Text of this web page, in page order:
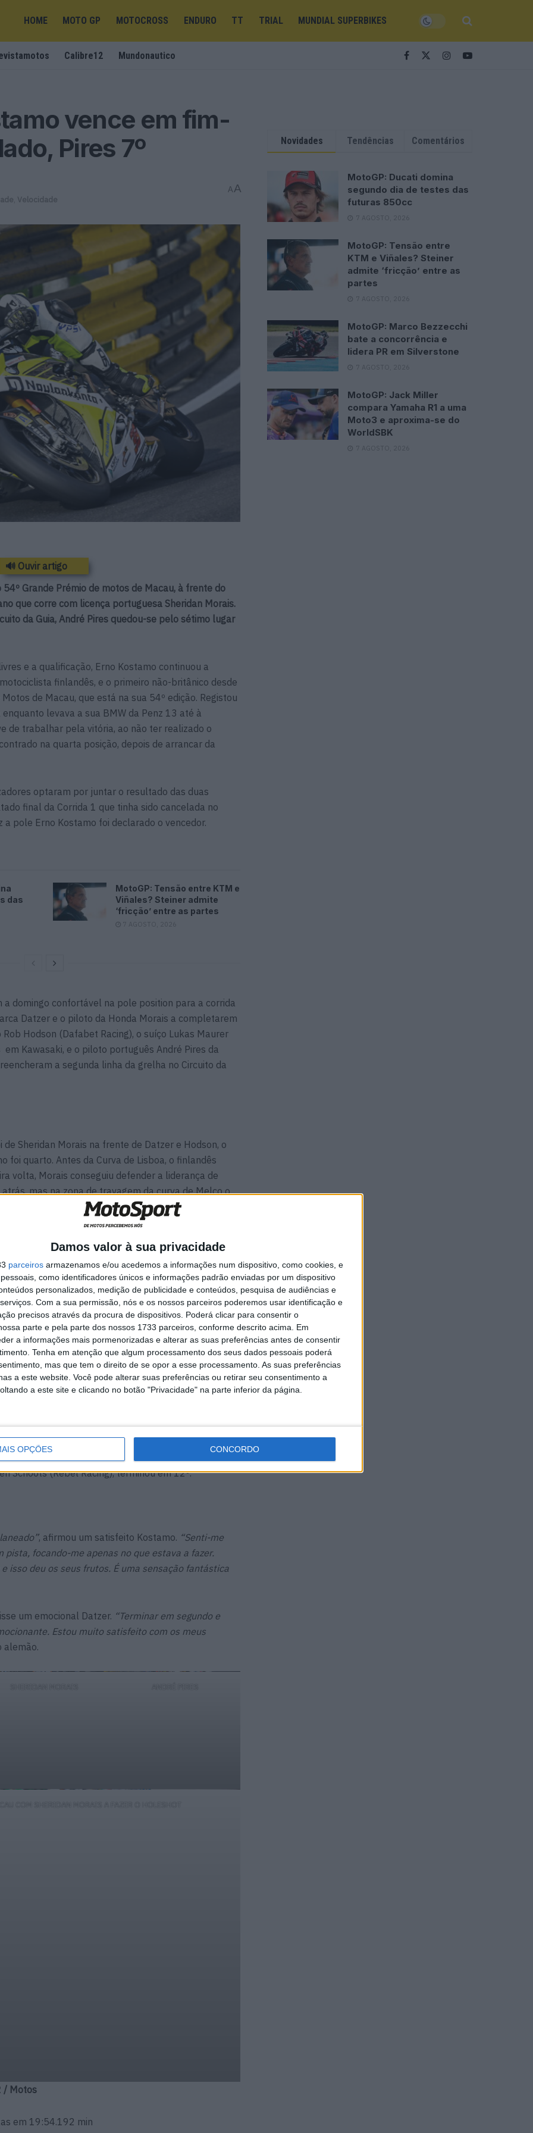
Damos valor à sua privacidade
parceiros armazenamos e/ou acedemos a informações num dispositivo, como cookies, e
como identificadores únicos e informações padrão enviadas por um dispositivo
personalizados, medição de publicidade e conteúdos, pesquisa de audiências e
Com a sua permissão, nós e os nossos parceiros poderemos usar identificação e
precisos através da procura de dispositivos. Poderá clicar para consentir o
parte e pela parte dos nossos 1733 parceiros, conforme descrito acima. Em
a informações mais pormenorizadas e alterar as suas preferências antes de consentir
Tenha em atenção que algum processamento dos seus dados pessoais poderá
mas que tem o direito de se opor a esse processamento. As suas preferências
a este website. Você pode alterar suas preferências ou retirar seu consentimento a
a este site e clicando no botão "Privacidade" na parte inferior da página.
OPÇÕES CONCORDO
HOME MOTO GP MOTOCROSS ENDURO TT TRIAL MUNDIAL SUPERBIKES
Calibre12 Mundonautico
vence em fim-
Pires 7º
Velocidade
AA
🔊 Ouvir artigo
Grande Prémio de motos de Macau, à frente do
que corre com licença portuguesa Sheridan Morais.
da Guia, André Pires quedou-se pelo sétimo lugar
e a qualificação, Erno Kostamo continuou a
finlandês, e o primeiro não-britânico desde
de Macau, que está na sua 54º edição. Registou
levava a sua BMW da Penz 13 até à
de trabalhar pela vitória, ao não ter realizado o
na quarta posição, depois de arrancar da
optaram por juntar o resultado das duas
final da Corrida 1 que tinha sido cancelada no
a pole Erno Kostamo foi declarado o vencedor.
das
MotoGP: Tensão entre KTM e
Viñales? Steiner admite
‘fricção’ entre as partes
7 AGOSTO, 2026
a domingo confortável na pole position para a corrida
Datzer e o piloto da Honda Morais a completarem
Hodson (Dafabet Racing), o suíço Lukas Maurer
Kawasaki, e o piloto português André Pires da
a segunda linha da grelha no Circuito da
Sheridan Morais na frente de Datzer e Hodson, o
foi quarto. Antes da Curva de Lisboa, o finlandês
volta, Morais conseguiu defender a liderança de
mas na zona de travagem da curva de Melco o
portuguesa, não resistiu ao ataque dos seus
e Datzer rapidamente se afastaram dos seus
6,115 quilómetros do Circuito da Guia, Kostamo e
0,73 segundos. Com 2,27,493s, a volta mais rápida
que foi um dos poucos participantes a já ter pilotado
terminou como um justo vencedor.
inalterada desde a terceira volta, Maurer
Hodson.
vencedor escandinavo a cruzar a linha de
chinesa do jogo à frente de Datzer – o bávaro
Superbike” Rubatto, que terminou em segundo
Maurer, Hodson e Trummer completaram os seis
a terminar na 7ª posição. A única senhora na
Schoots (Rebel Racing), terminou em 12º.
, afirmou um satisfeito Kostamo. “Senti-me
focando-me apenas no que estava a fazer.
isso deu os seus frutos. É uma sensação fantástica
um emocional Datzer. “Terminar em segundo e
Estou muito satisfeito com os meus
alemão.
/ Motos
em 19:54.192 min
Novidades Tendências Comentários
MotoGP: Ducati domina
segundo dia de testes das
futuras 850cc
7 AGOSTO, 2026
MotoGP: Tensão entre
KTM e Viñales? Steiner
admite ‘fricção’ entre as
partes
7 AGOSTO, 2026
MotoGP: Marco Bezzecchi
bate a concorrência e
lidera PR em Silverstone
7 AGOSTO, 2026
MotoGP: Jack Miller
compara Yamaha R1 a uma
Moto3 e aproxima-se do
WorldSBK
7 AGOSTO, 2026